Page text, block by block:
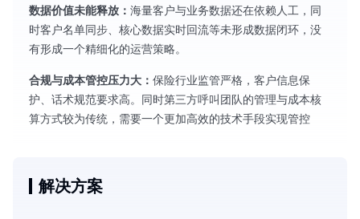
数据价值未能释放： 海量客户与业务数据还在依赖人工，同
时客户名单同步、核心数据实时回流等未形成数据闭环，没
有形成一个精细化的运营策略。
合规与成本管控压力大： 保险行业监管严格，客户信息保
护、话术规范要求高。同时第三方呼叫团队的管理与成本核
算方式较为传统，需要一个更加高效的技术手段实现管控
解决方案